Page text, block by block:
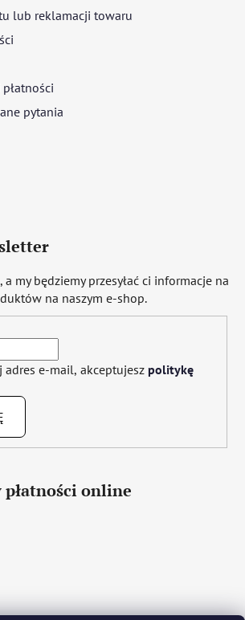
lub reklamacji towaru
pytania
my będziemy przesyłać ci informacje na
na naszym e-shop.
adres e-mail, akceptujesz politykę
online